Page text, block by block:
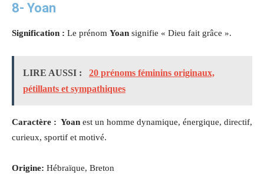
8- Yoan
Signification : Le prénom Yoan signifie « Dieu fait grâce ».
LIRE AUSSI :
20 prénoms féminins originaux,
pétillants et sympathiques
Caractère : Yoan est un homme dynamique, énergique, directif,
curieux, sportif et motivé.
Origine: Hébraïque, Breton